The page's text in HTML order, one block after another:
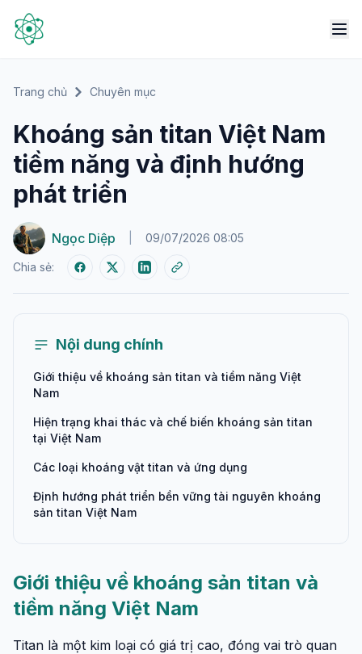
Trang chủ Chuyên mục
Khoáng sản titan Việt Nam
tiềm năng và định hướng
phát triển
Ngọc Diệp 09/07/2026 08:05
Chia sẻ:
Nội dung chính
Giới thiệu về khoáng sản titan và tiềm năng Việt
Nam
Hiện trạng khai thác và chế biến khoáng sản titan
tại Việt Nam
Các loại khoáng vật titan và ứng dụng
Định hướng phát triển bền vững tài nguyên khoáng
sản titan Việt Nam
Giới thiệu về khoáng sản titan và
tiềm năng Việt Nam
Titan là một kim loại có giá trị cao, đóng vai trò quan